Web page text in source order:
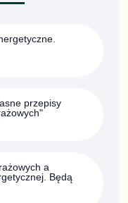
przepisy
a
Będą